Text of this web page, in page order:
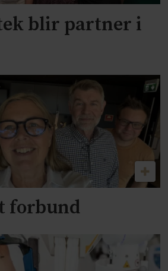
blir partner i
forbund